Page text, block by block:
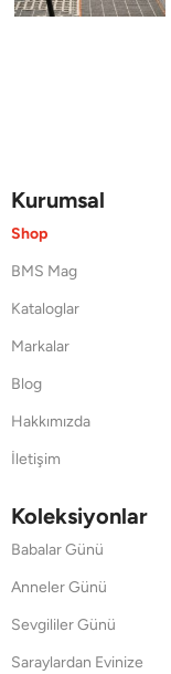
Kurumsal
Shop
BMS Mag
Kataloglar
Markalar
Blog
Hakkımızda
İletişim
Koleksiyonlar
Babalar Günü
Anneler Günü
Sevgililer Günü
Saraylardan Evinize